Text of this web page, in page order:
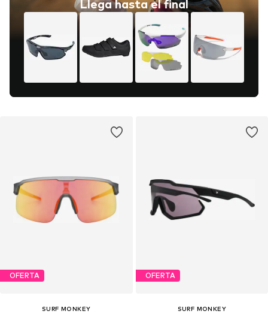
Llega hasta el final
OFERTA
SURF MONKEY
OFERTA
SURF MONKEY